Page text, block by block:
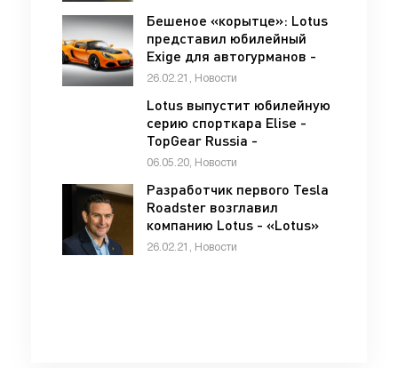
Бешеное «корытце»: Lotus
представил юбилейный
Exige для автогурманов -
«Lotus»
26.02.21, Новости
Lotus выпустит юбилейную
серию спорткара Elise -
TopGear Russia -
«Автоновости»
06.05.20, Новости
Разработчик первого Tesla
Roadster возглавил
компанию Lotus - «Lotus»
26.02.21, Новости